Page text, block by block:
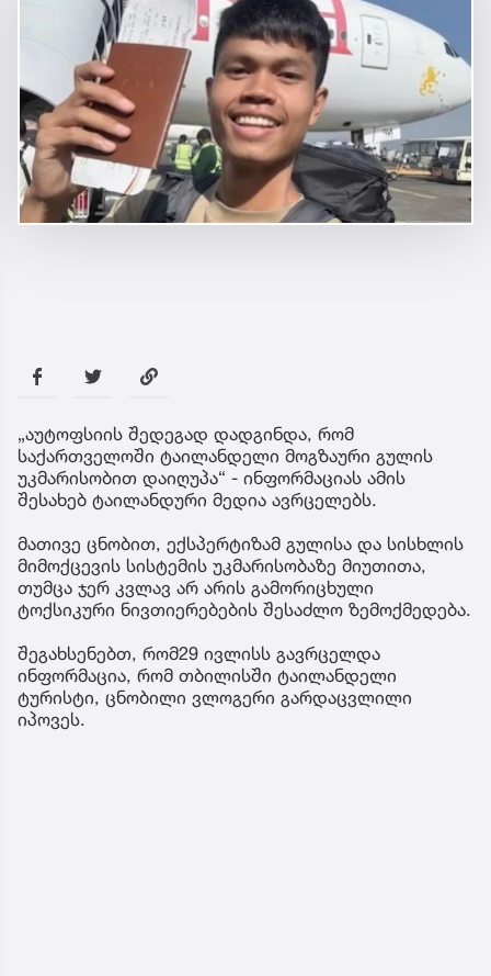
„აუტოფსიის შედეგად დადგინდა, რომ
საქართველოში ტაილანდელი მოგზაური გულის
უკმარისობით დაიღუპა“ - ინფორმაციას ამის
შესახებ ტაილანდური მედია ავრცელებს.
მათივე ცნობით, ექსპერტიზამ გულისა და სისხლის
მიმოქცევის სისტემის უკმარისობაზე მიუთითა,
თუმცა ჯერ კვლავ არ არის გამორიცხული
ტოქსიკური ნივთიერებების შესაძლო ზემოქმედება.
შეგახსენებთ, რომ29 ივლისს გავრცელდა
ინფორმაცია, რომ თბილისში ტაილანდელი
ტურისტი, ცნობილი ვლოგერი გარდაცვლილი
იპოვეს.